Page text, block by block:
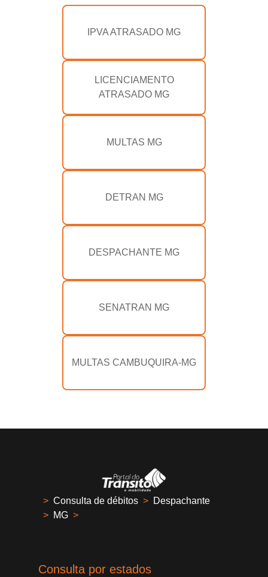
IPVA ATRASADO MG
LICENCIAMENTO
ATRASADO MG
MULTAS MG
DETRAN MG
DESPACHANTE MG
SENATRAN MG
MULTAS CAMBUQUIRA-MG
> Consulta de débitos > Despachante
> MG >
Consulta por estados